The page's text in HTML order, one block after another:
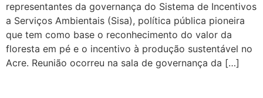
representantes da governança do Sistema de Incentivos
a Serviços Ambientais (Sisa), política pública pioneira
que tem como base o reconhecimento do valor da
floresta em pé e o incentivo à produção sustentável no
Acre. Reunião ocorreu na sala de governança da […]